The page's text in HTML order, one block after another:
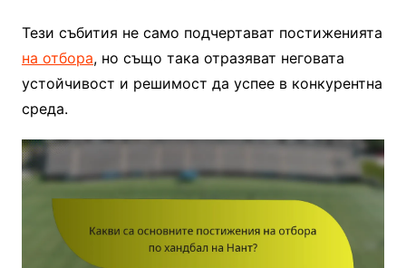
Тези събития не само подчертават постиженията
на отбора, но също така отразяват неговата
устойчивост и решимост да успее в конкурентна
среда.